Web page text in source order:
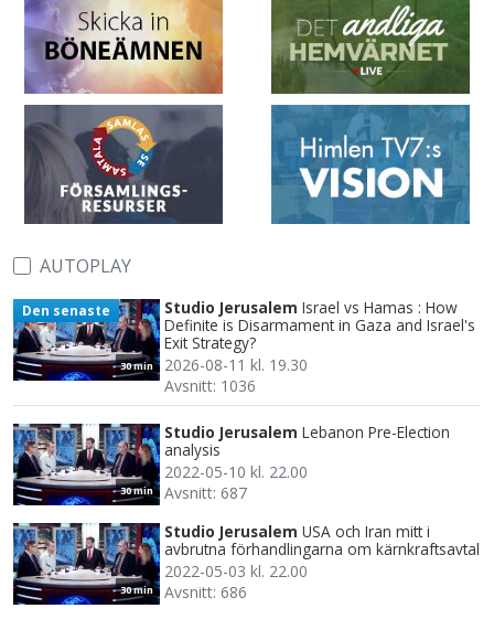
AUTOPLAY
30 min
Den senaste Studio Jerusalem Israel vs Hamas : How
Definite is Disarmament in Gaza and Israel's
Exit Strategy?
2026-08-11 kl. 19.30
Avsnitt: 1036
30 min
Studio Jerusalem Lebanon Pre-Election
analysis
2022-05-10 kl. 22.00
Avsnitt: 687
30 min
Studio Jerusalem USA och Iran mitt i
avbrutna förhandlingarna om kärnkraftsavtal
2022-05-03 kl. 22.00
Avsnitt: 686